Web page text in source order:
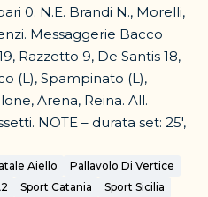
0. N.E. Brandi N., Morelli,
Messaggerie Bacco
Razzetto 9, De Santis 18,
(L), Spampinato (L),
Arena, Reina. All.
NOTE – durata set: 25′,
Aiello
Pallavolo Di Vertice
Sport Catania
Sport Sicilia